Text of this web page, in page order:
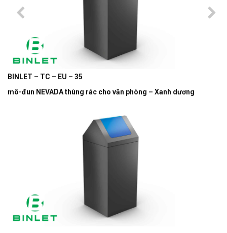
BINLET – TC – EU – 35
mô-đun NEVADA thùng rác cho văn phòng – Xanh dương